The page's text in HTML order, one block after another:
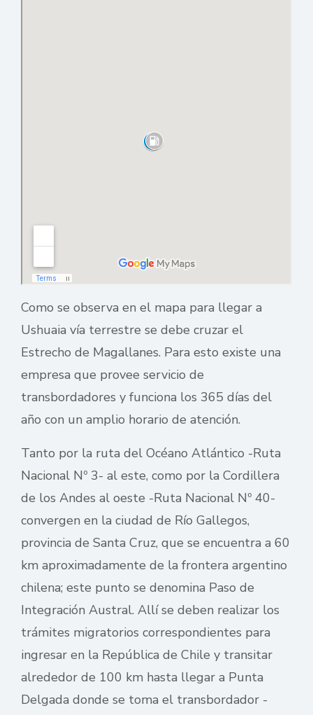
Como se observa en el mapa para llegar a
Ushuaia vía terrestre se debe cruzar el
Estrecho de Magallanes. Para esto existe una
empresa que provee servicio de
transbordadores y funciona los 365 días del
año con un amplio horario de atención.
Tanto por la ruta del Océano Atlántico -Ruta
Nacional Nº 3- al este, como por la Cordillera
de los Andes al oeste -Ruta Nacional Nº 40-
convergen en la ciudad de Río Gallegos,
provincia de Santa Cruz, que se encuentra a 60
km aproximadamente de la frontera argentino
chilena; este punto se denomina Paso de
Integración Austral. Allí se deben realizar los
trámites migratorios correspondientes para
ingresar en la República de Chile y transitar
alrededor de 100 km hasta llegar a Punta
Delgada donde se toma el transbordador -